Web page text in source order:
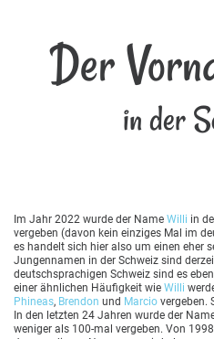
Der
in der
Im Jahr 2022 wurde der Name Willi in
vergeben (davon kein einziges Mal im
es handelt sich hier also um einen eher
Jungennamen in der Schweiz sind
deutschsprachigen Schweiz sind es
einer ähnlichen Häufigkeit wie Willi
Phineas, Brendon und Marcio vergeben.
In den letzten 24 Jahren wurde der
weniger als 100-mal vergeben. Von